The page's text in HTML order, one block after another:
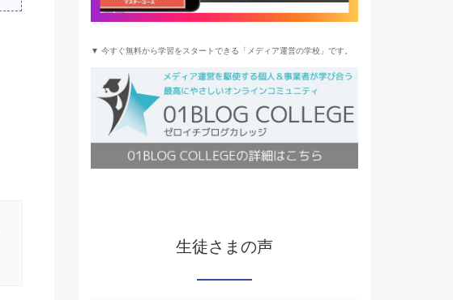
▼ 今すぐ無料から学習をスタートできる「メディア運営の学校」です。
生徒さまの声